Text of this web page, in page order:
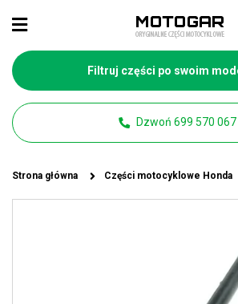
Filtruj części po swoim
Dzwoń 699 570 067
Strona główna Części motocyklowe Honda